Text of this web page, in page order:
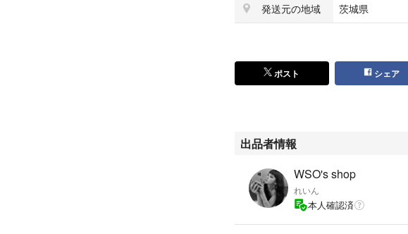
発送元の地域
茨城県
ポスト シェア
出品者情報
WSO's shop
れいん
本人確認済